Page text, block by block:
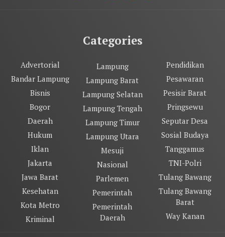
Categories
Advertorial
Bandar Lampung
Bisnis
Bogor
Daerah
Hukum
Iklan
Jakarta
Jawa Barat
Kesehatan
Kota Metro
Kriminal
Lampung
Lampung Barat
Lampung Selatan
Lampung Tengah
Lampung Timur
Lampung Utara
Mesuji
Nasional
Parlemen
Pemerintah
Pemerintah
Daerah
Pendidikan
Pesawaran
Pesisir Barat
Pringsewu
Seputar Desa
Sosial Budaya
Tanggamus
TNI-Polri
Tulang Bawang
Tulang Bawang
Barat
Way Kanan